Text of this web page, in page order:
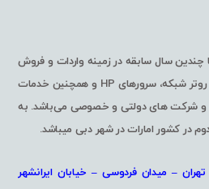
سال سابقه در زمینه واردات و فروش
تجهیزات شبکه، مانند سوئیچ و روتر شبکه، سرورهای HP و همچنین خدمات
و شرکت های دولتی و خصوصی می‌باشد. به
در کشور امارات در شهر دبی میباشد.
– میدان فردوسی – خیابان ایرانشهر